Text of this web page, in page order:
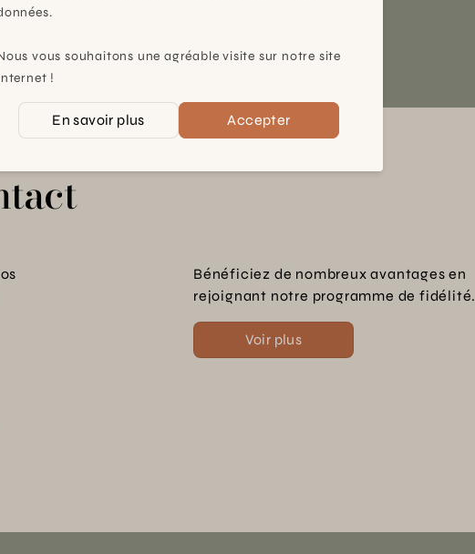
Contact et horaires
Bénéficiez de nombreux avantages en
rejoignant notre programme de fidélité.
Voir plus
vous souhaitons une agréable visite sur notre site
!
En savoir plus Accepter